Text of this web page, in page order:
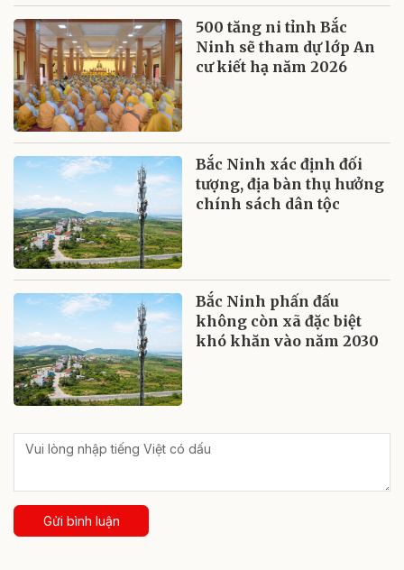
500 tăng ni tỉnh Bắc
Ninh sẽ tham dự lớp An
cư kiết hạ năm 2026
Bắc Ninh xác định đối
tượng, địa bàn thụ hưởng
chính sách dân tộc
Bắc Ninh phấn đấu
không còn xã đặc biệt
khó khăn vào năm 2030
Gửi bình luận